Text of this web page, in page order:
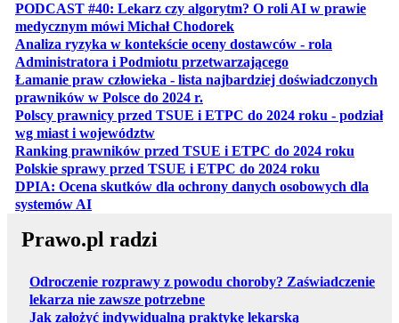
PODCAST #40: Lekarz czy algorytm? O roli AI w prawie
medycznym mówi Michał Chodorekotwiera się w nowej karcie
Analiza ryzyka w kontekście oceny dostawców - rola
Administratora i Podmiotu przetwarzającegootwiera się w
Łamanie praw człowieka - lista najbardziej doświadczonych
prawników w Polsce do 2024 r.
Polscy prawnicy przed TSUE i ETPC do 2024 roku - podział
wg miast i województwotwiera się w nowej karcie
Ranking prawników przed TSUE i ETPC do 2024 roku
Polskie sprawy przed TSUE i ETPC do 2024 roku
DPIA: Ocena skutków dla ochrony danych osobowych dla
systemów AIotwiera się w nowej karcie
Prawo.pl radzi
Odroczenie rozprawy z powodu choroby? Zaświadczenie
lekarza nie zawsze potrzebne
Jak założyć indywidualną praktykę lekarską